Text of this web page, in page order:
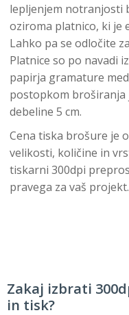
lepljenjem notranjosti
oziroma platnico, ki je
Lahko pa se odločite
Platnice so po navadi
papirja gramature
postopkom broširanja
debeline 5 cm.
Cena tiska brošure je
velikosti, količine in
tiskarni 300dpi
pravega za vaš projekt.
Zakaj izbrati
in tisk?